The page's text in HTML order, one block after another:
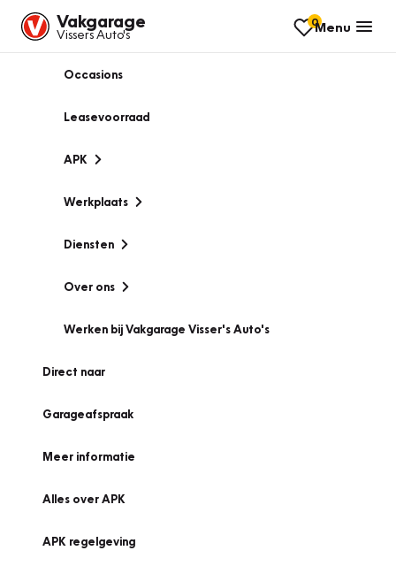
Vakgarage
Vissers Auto's
0Menu
Occasions
Leasevoorraad
APK
Werkplaats
Diensten
Over ons
Werken bij Vakgarage Visser's Auto's
Direct naar
Garageafspraak
Meer informatie
Alles over APK
APK regelgeving